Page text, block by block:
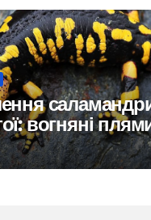
вогняні